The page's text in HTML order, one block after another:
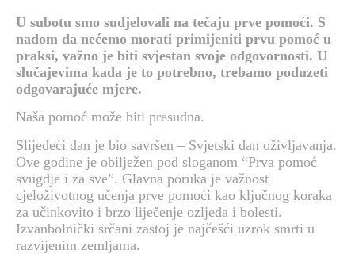
U subotu smo sudjelovali na tečaju prve pomoći. S
nadom da nećemo morati primijeniti prvu pomoć u
praksi, važno je biti svjestan svoje odgovornosti. U
slučajevima kada je to potrebno, trebamo poduzeti
odgovarajuće mjere.
Naša pomoć može biti presudna.
Slijedeći dan je bio savršen – Svjetski dan oživljavanja.
Ove godine je obilježen pod sloganom “Prva pomoć
svugdje i za sve”. Glavna poruka je važnost
cjeloživotnog učenja prve pomoći kao ključnog koraka
za učinkovito i brzo liječenje ozljeda i bolesti.
Izvanbolnički srčani zastoj je najčešći uzrok smrti u
razvijenim zemljama.